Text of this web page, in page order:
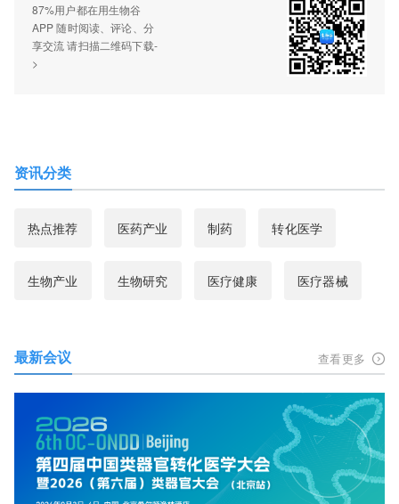
87%用户都在用生物谷
APP 随时阅读、评论、分
享交流 请扫描二维码下载-
>
资讯分类
热点推荐 医药产业 制药 转化医学
生物产业 生物研究 医疗健康 医疗器械
最新会议 查看更多